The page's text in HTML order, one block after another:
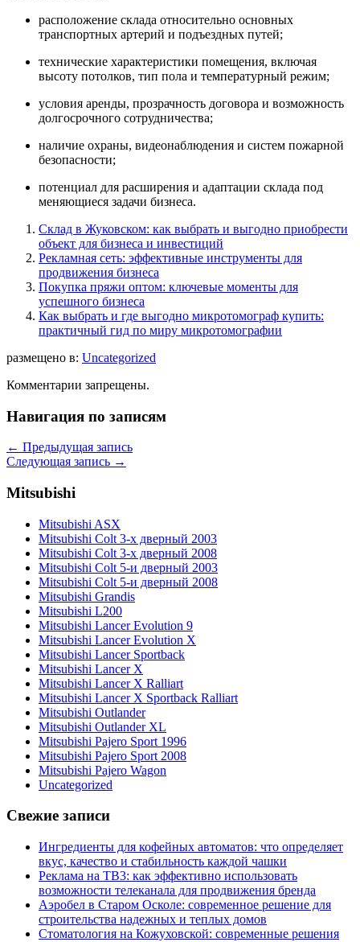
расположение склада относительно основных
транспортных артерий и подъездных путей;
технические характеристики помещения, включая
высоту потолков, тип пола и температурный режим;
условия аренды, прозрачность договора и возможность
долгосрочного сотрудничества;
наличие охраны, видеонаблюдения и систем пожарной
безопасности;
потенциал для расширения и адаптации склада под
меняющиеся задачи бизнеса.
Склад в Жуковском: как выбрать и выгодно приобрести
объект для бизнеса и инвестиций
Рекламная сеть: эффективные инструменты для
продвижения бизнеса
Покупка пряжи оптом: ключевые моменты для
успешного бизнеса
Как выбрать и где выгодно микротомограф купить:
практичный гид по миру микротомографии
размещено в: Uncategorized
Комментарии запрещены.
Навигация по записям
← Предыдущая запись
Следующая запись →
Mitsubishi
Mitsubishi ASX
Mitsubishi Colt 3-х дверный 2003
Mitsubishi Colt 3-х дверный 2008
Mitsubishi Colt 5-и дверный 2003
Mitsubishi Colt 5-и дверный 2008
Mitsubishi Grandis
Mitsubishi L200
Mitsubishi Lancer Evolution 9
Mitsubishi Lancer Evolution X
Mitsubishi Lancer Sportback
Mitsubishi Lancer X
Mitsubishi Lancer X Ralliart
Mitsubishi Lancer X Sportback Ralliart
Mitsubishi Outlander
Mitsubishi Outlander XL
Mitsubishi Pajero Sport 1996
Mitsubishi Pajero Sport 2008
Mitsubishi Pajero Wagon
Uncategorized
Свежие записи
Ингредиенты для кофейных автоматов: что определяет
вкус, качество и стабильность каждой чашки
Реклама на ТВ3: как эффективно использовать
возможности телеканала для продвижения бренда
Аэробел в Старом Осколе: современное решение для
строительства надежных и теплых домов
Стоматология на Кожуховской: современные решения